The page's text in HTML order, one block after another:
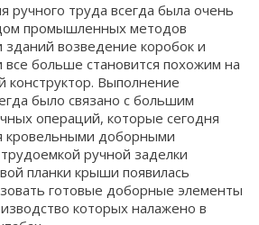
ручного труда всегда была очень
промышленных методов
зданий возведение коробок и
все больше становится похожим на
конструктор. Выполнение
было связано с большим
операций, которые сегодня
кровельными доборными
ручной заделки
планки крыши появилась
готовые доборные элементы
которых налажено в